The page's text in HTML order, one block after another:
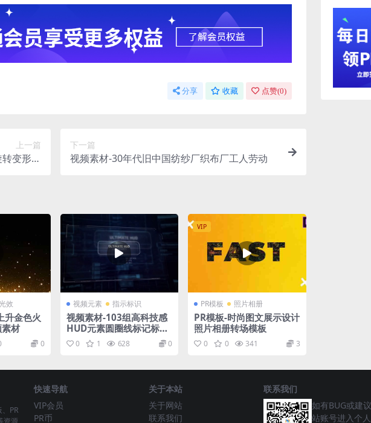
分享 收藏 点赞(0)
上一篇
变形分
下一篇
视频素材-30年代旧中国纺纱厂织布厂工人劳动
效
升金色火
材
0
视频元素 指示标识
视频素材-103组高科技感
HUD元素圆圈线标记标注
动画
0 1 628 0
VIP
PR模板 照片相册
PR模板-时尚图文展示设计
照片相册转场模板
0 0 341 3
PR
快速导航
VIP会员
PR币
关于本站
关于网站
联系我们
联系我们
如有BUG或建
站账号进入个